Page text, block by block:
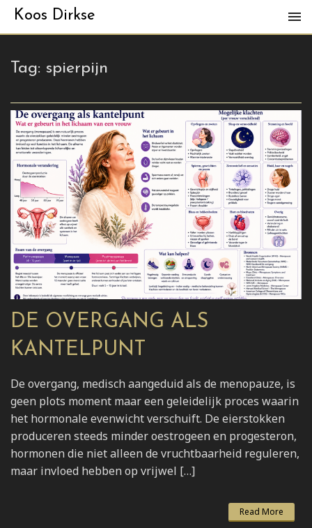
Koos Dirkse
Tag: spierpijn
DE OVERGANG ALS
KANTELPUNT
De overgang, medisch aangeduid als de menopauze, is
geen plots moment maar een geleidelijk proces waarin
het hormonale evenwicht verschuift. De eierstokken
produceren steeds minder oestrogeen en progesteron,
hormonen die niet alleen de vruchtbaarheid reguleren,
maar invloed hebben op vrijwel […]
Read More